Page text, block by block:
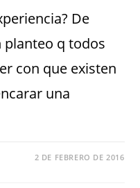
De
planteo q todos
con que existen
una
2 DE FEBRERO DE 2016